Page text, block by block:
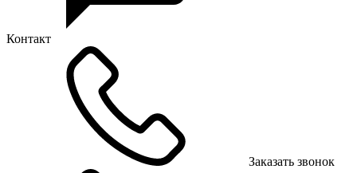
Контакт
Заказать звонок